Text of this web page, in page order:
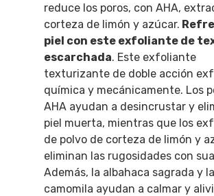
reduce los poros, con AHA,
corteza de limón y azúcar.
piel con este exfoliante de
escarchada. Este exfoliante
texturizante de doble acción
química y mecánicamente. Los
AHA ayudan a desincrustar y
piel muerta, mientras que los
de polvo de corteza de limón y
eliminan las rugosidades con
Además, la albahaca sagrada y la
camomila ayudan a calmar y